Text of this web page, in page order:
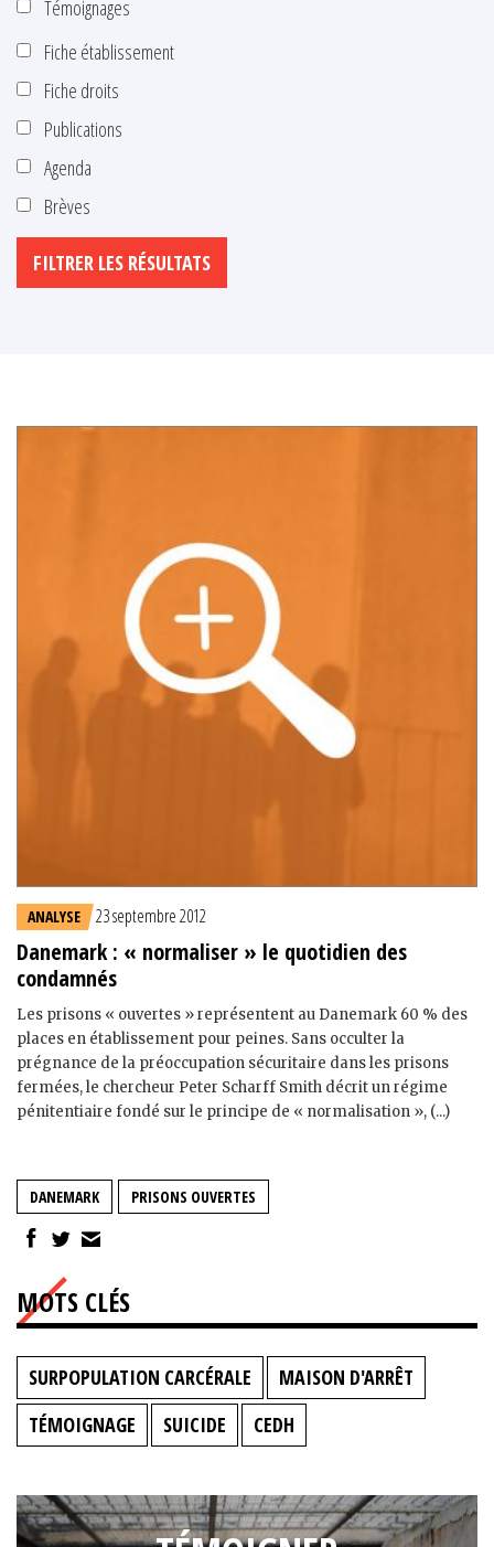
Témoignages
Fiche établissement
Fiche droits
Publications
Agenda
Brèves
ANALYSE 23 septembre 2012
Danemark : « normaliser » le quotidien des
condamnés
Les prisons « ouvertes » représentent au Danemark 60 % des
places en établissement pour peines. Sans occulter la
prégnance de la préoccupation sécuritaire dans les prisons
fermées, le chercheur Peter Scharff Smith décrit un régime
pénitentiaire fondé sur le principe de « normalisation », (...)
DANEMARK PRISONS OUVERTES
MOTS CLÉS
SURPOPULATION CARCÉRALE
MAISON D'ARRÊT
TÉMOIGNAGE
SUICIDE CEDH